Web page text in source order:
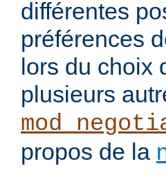
différentes
préférences
lors du choix
plusieurs
propos de la